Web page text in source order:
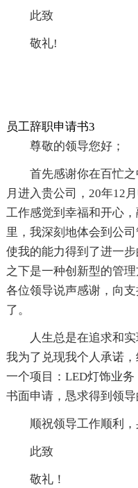
此致
敬礼!
员工辞职申请书3
尊敬的领导您好；
首先感谢你在百忙
月进入贵公司，20年12
工作感觉到幸福和开心
里，我深刻地体会到公
使我的能力得到了进一
之下是一种创新型的管
各位领导说声感谢，向
了。
人生总是在追求和
我为了兑现我个人承诺
一个项目：LED灯饰业
书面申请，恳求得到领导
顺祝领导工作顺利
此致
敬礼！